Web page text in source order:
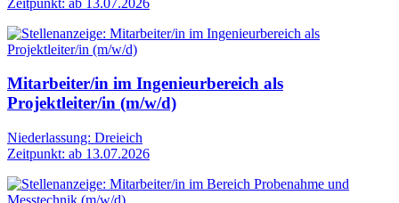
Mitarbeiter/in im Ingenieurbereich als
Projektleiter/in (m/w/d)
Niederlassung: Dreieich
Zeitpunkt: ab 13.07.2026